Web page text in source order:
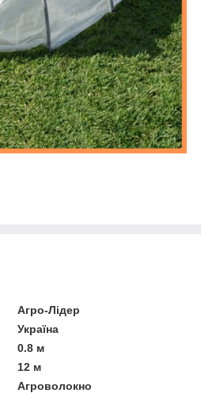
Агро-Лідер
Україна
0.8 м
12 м
Агроволокно